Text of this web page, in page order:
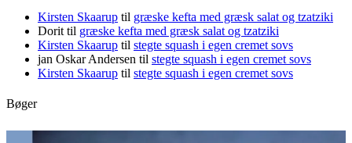
Kirsten Skaarup til græske kefta med græsk salat og tzatziki
Dorit til græske kefta med græsk salat og tzatziki
Kirsten Skaarup til stegte squash i egen cremet sovs
jan Oskar Andersen til stegte squash i egen cremet sovs
Kirsten Skaarup til stegte squash i egen cremet sovs
Bøger